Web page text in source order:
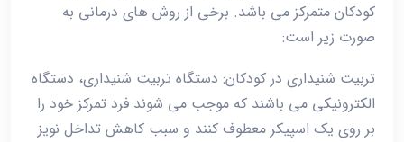
کودکان متمرکز می باشد. برخی از روش های درمانی به
صورت زیر است:
تربیت شنیداری در کودکان: دستگاه تربیت شنیداری، دستگاه
الکترونیکی می باشند که موجب می شوند فرد تمرکز خود را
بر روی یک اسپیکر معطوف کنند و سبب کاهش تداخل نویز